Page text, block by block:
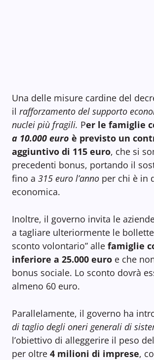
Una delle misure cardine del
il rafforzamento del supporto
nuclei più fragili. Per le famiglie
a 10.000 euro è previsto un
aggiuntivo di 115 euro, che si
precedenti bonus, portando il
fino a 315 euro l’anno per chi è in
economica.
Inoltre, il governo invita le
a tagliare ulteriormente le
sconto volontario” alle famiglie
inferiore a 25.000 euro e che
bonus sociale. Lo sconto dovrà
almeno 60 euro.
Parallelamente, il governo ha
di taglio degli oneri generali di
l’obiettivo di alleggerire il peso
per oltre 4 milioni di imprese,